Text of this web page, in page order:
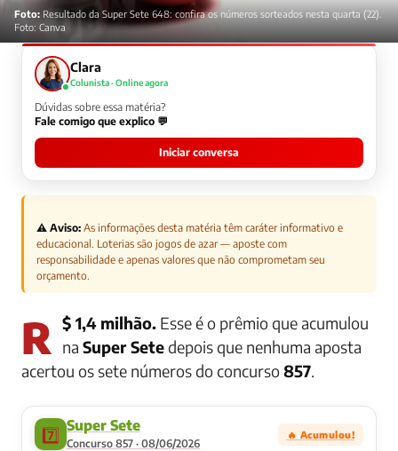
Foto: Resultado da Super Sete 648: confira os números sorteados nesta quarta (22).
Foto: Canva
Clara
Colunista · Online agora
Dúvidas sobre essa matéria?
Fale comigo que explico 💬
Iniciar conversa
⚠️ Aviso: As informações desta matéria têm caráter informativo e
educacional. Loterias são jogos de azar — aposte com
responsabilidade e apenas valores que não comprometam seu
orçamento.
R$ 1,4 milhão. Esse é o prêmio que acumulou
na Super Setedepois que nenhuma aposta
acertou os sete números do concurso857.
7️⃣ Super Sete
Concurso 857 · 08/06/2026
🔥 Acumulou!